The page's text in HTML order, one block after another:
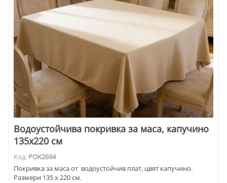
Водоустойчива покривка за маса, капучино
135х220 см
Код: POK2694
Покривка за маса от водоустойчив плат, цвят капучино.
Размери 135 х 220 см.